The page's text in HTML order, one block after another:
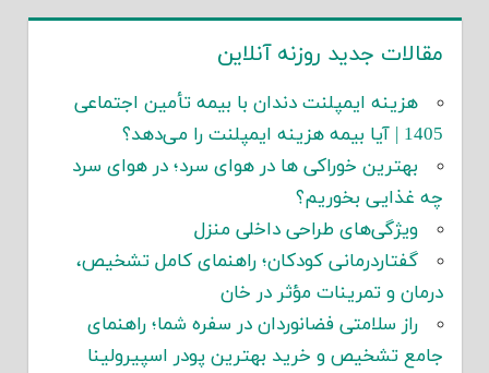
مقالات جدید روزنه آنلاین
هزینه ایمپلنت دندان با بیمه تأمین اجتماعی
1405 | آیا بیمه هزینه ایمپلنت را می‌دهد؟
بهترین خوراکی ها در هوای سرد؛ در هوای سرد
چه غذایی بخوریم؟
ویژگی‌های طراحی داخلی منزل
گفتاردرمانی کودکان؛ راهنمای کامل تشخیص،
درمان و تمرینات مؤثر در خان
راز سلامتی فضانوردان در سفره شما؛ راهنمای
جامع تشخیص و خرید بهترین پودر اسپیرولینا